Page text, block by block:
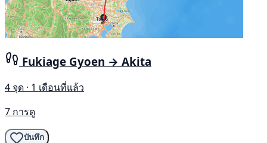
Fukiage Gyoen → Akita
4 จุด · 1 เดือนที่แล้ว
7 การดู
บันทึก